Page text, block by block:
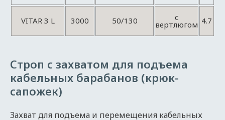
VITAR 3 L 3000 50/130 с
вертлюгом 4.7
Строп с захватом для подъема
кабельных барабанов (крюк-
сапожек)
Захват для подъема и перемещения кабельных